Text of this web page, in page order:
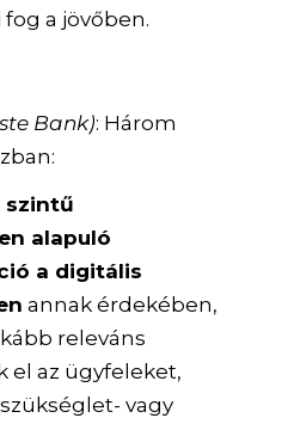
a jövőben.
Bank): Három
szintű
alapuló
a digitális
annak érdekében,
releváns
el az ügyfeleket,
vagy